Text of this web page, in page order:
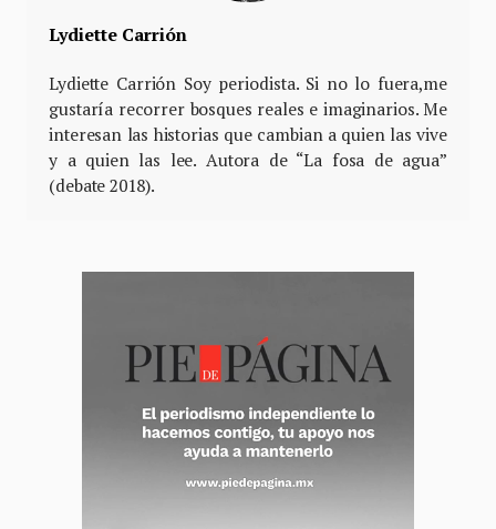
Lydiette Carrión
Lydiette Carrión Soy periodista. Si no lo fuera,me
gustaría recorrer bosques reales e imaginarios. Me
interesan las historias que cambian a quien las vive
y a quien las lee. Autora de “La fosa de agua”
(debate 2018).